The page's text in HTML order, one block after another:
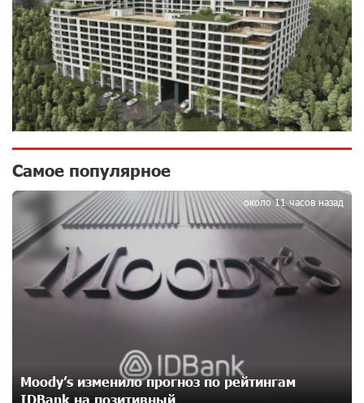
независимого Азербайджана. Аршак Карапетян
10 дней назад
Бывший премьер-министр Словакии обратился к
президенту страны с просьбой содействовать
освобождению армянских заключенных,
осужденных в Азербайджане
Против кого вооружается Азербайджан? Аршак
Карапетян
15 дней назад
При поддержке Ucom в спортивной школе Вайка
установлена солнечная электростанция мощностью
Новые финансовые навыки на «Давидбекских
играх»: Idram&IDBank
Самое популярное
Moody’s изменило прогноз по рейтингам
IDBank на позитивный
около 11 часов назад
1